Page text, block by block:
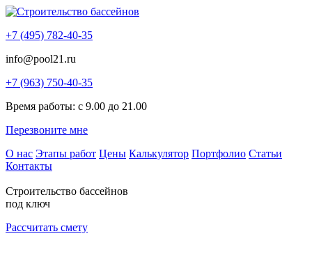
+7 (495) 782-40-35
info@pool21.ru
+7 (963) 750-40-35
Время работы: с 9.00 до 21.00
Перезвоните мне
О нас Этапы работ Цены Калькулятор Портфолио Статьи
Контакты
Строительство бассейнов
под ключ
Рассчитать смету